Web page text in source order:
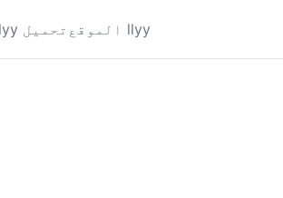
llyy تحميل الموقع llyy